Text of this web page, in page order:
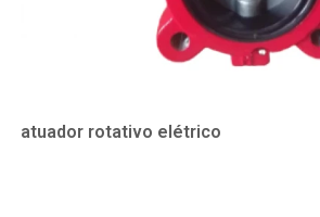
atuador rotativo elétrico